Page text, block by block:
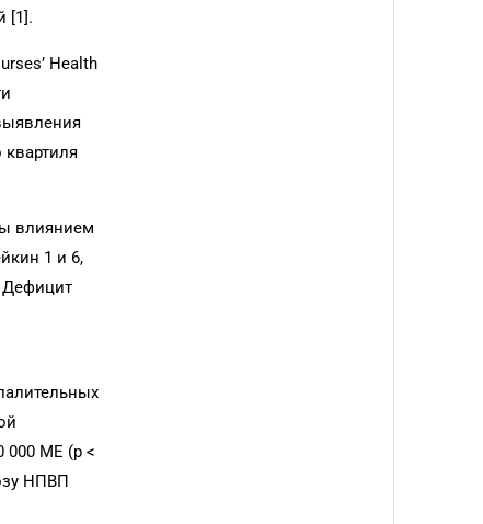
[1].
Health
влиянием
1 и 6,
Дефицит
000 МЕ (p <
НПВП